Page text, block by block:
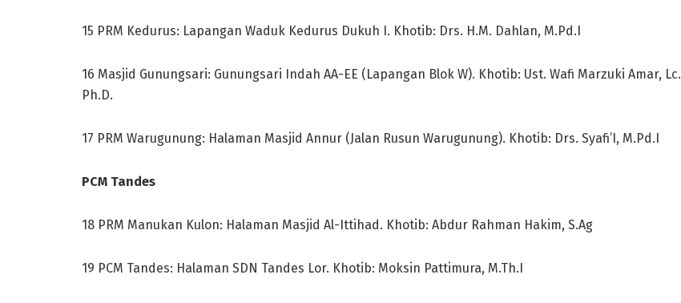
15 PRM Kedurus: Lapangan Waduk Kedurus Dukuh I. Khotib: Drs. H.M. Dahlan, M.Pd.I
16 Masjid Gunungsari: Gunungsari Indah AA-EE (Lapangan Blok W). Khotib: Ust. Wafi Marzuki Amar, Lc.
Ph.D.
17 PRM Warugunung: Halaman Masjid Annur (Jalan Rusun Warugunung). Khotib: Drs. Syafi’I, M.Pd.I
PCM Tandes
18 PRM Manukan Kulon: Halaman Masjid Al-Ittihad. Khotib: Abdur Rahman Hakim, S.Ag
19 PCM Tandes: Halaman SDN Tandes Lor. Khotib: Moksin Pattimura, M.Th.I